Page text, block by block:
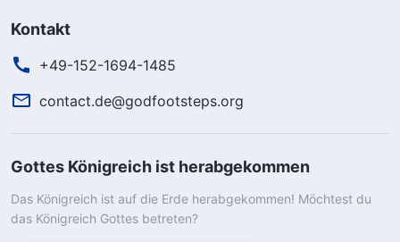
Kontakt
+49-152-1694-1485
contact.de@godfootsteps.org
Gottes Königreich ist herabgekommen
Das Königreich ist auf die Erde herabgekommen! Möchtest du
das Königreich Gottes betreten?